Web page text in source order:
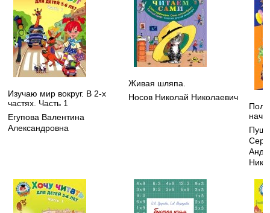
Изучаю мир вокруг. В 2-х
частях. Часть 1
Егупова Валентина
Александровна
Живая шляпа.
Носов Николай Николаевич